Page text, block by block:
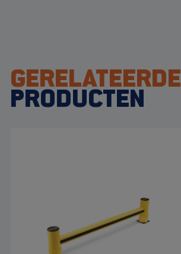
GERELATEERDE
PRODUCTEN